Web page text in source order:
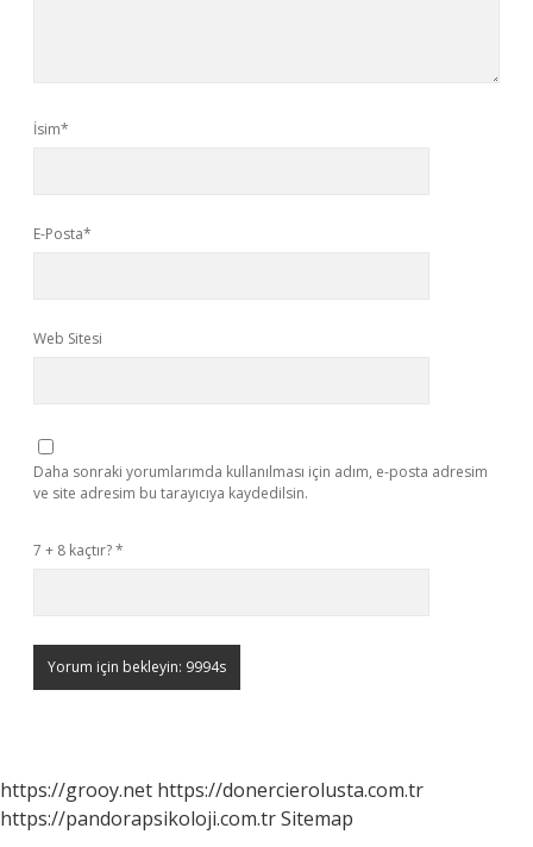
İsim*
E-Posta*
Web Sitesi
Daha sonraki yorumlarımda kullanılması için adım, e-posta adresim
ve site adresim bu tarayıcıya kaydedilsin.
7 + 8 kaçtır?*
https://grooy.net https://donercierolusta.com.tr
https://pandorapsikoloji.com.trSitemap